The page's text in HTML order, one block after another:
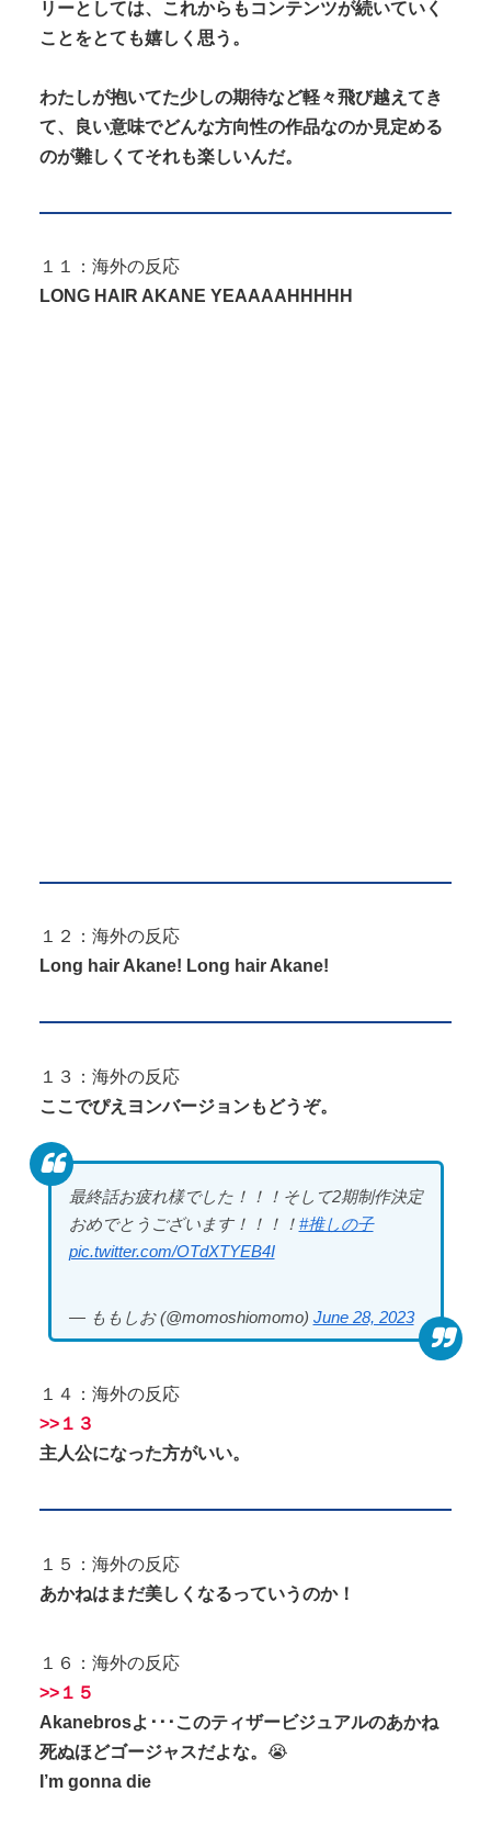
リーとしては、これからもコンテンツが続いていく
ことをとても嬉しく思う。
わたしが抱いてた少しの期待など軽々飛び越えてき
て、良い意味でどんな方向性の作品なのか見定める
のが難しくてそれも楽しいんだ。
１１：海外の反応
LONG HAIR AKANE YEAAAAHHHHH
１２：海外の反応
Long hair Akane! Long hair Akane!
１３：海外の反応
ここでぴえヨンバージョンもどうぞ。
最終話お疲れ様でした！！！そして2期制作決定
おめでとうございます！！！！ #推しの子
pic.twitter.com/OTdXTYEB4I
— ももしお (@momoshiomomo) June 28, 2023
１４：海外の反応
>>１３
主人公になった方がいい。
１５：海外の反応
あかねはまだ美しくなるっていうのか！
１６：海外の反応
>>１５
Akanebrosよ･･･このティザービジュアルのあかね
死ぬほどゴージャスだよな。 😭
I’m gonna die